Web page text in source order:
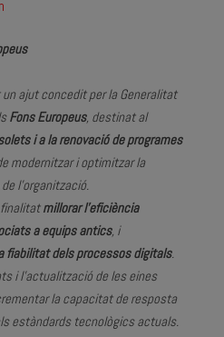
ajut concedit per la Generalitat
Fons Europeus, destinat al
i a la renovació de programes
modernitzar i optimitzar la
l’organització.
millorar l’eficiència
a equips antics, i
fiabilitat dels processos digitals.
i l’actualització de les eines
la capacitat de resposta
estàndards tecnològics actuals.